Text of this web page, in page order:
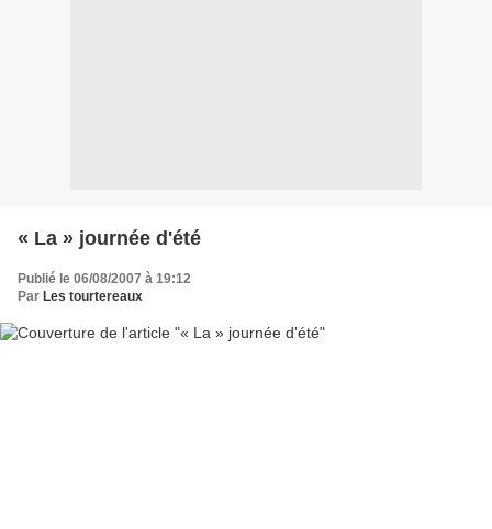
« La » journée d'été
Publié le 06/08/2007 à 19:12
Par Les tourtereaux